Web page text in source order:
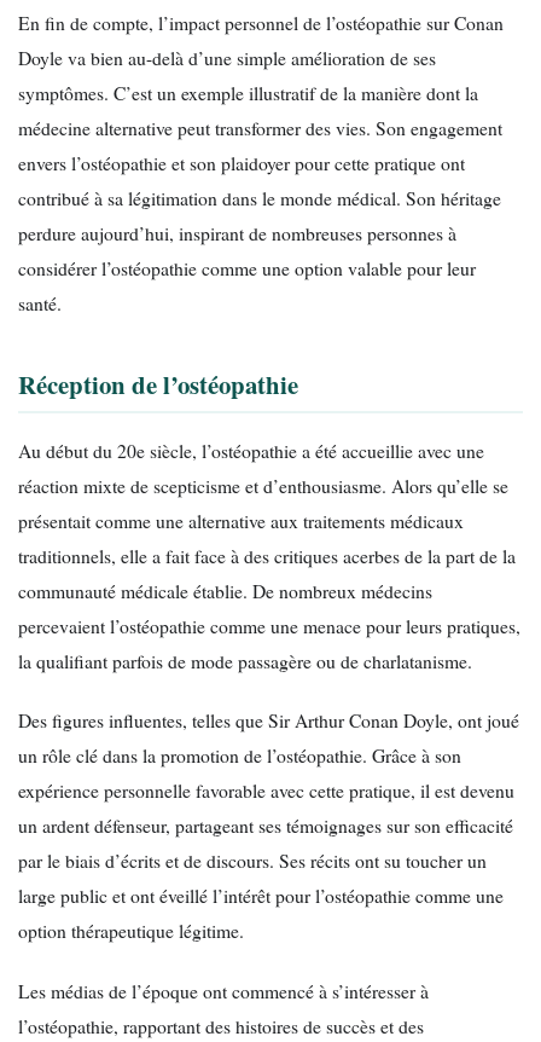
En fin de compte, l’impact personnel de l’ostéopathie sur Conan
Doyle va bien au-delà d’une simple amélioration de ses
symptômes. C’est un exemple illustratif de la manière dont la
médecine alternative peut transformer des vies. Son engagement
envers l’ostéopathie et son plaidoyer pour cette pratique ont
contribué à sa légitimation dans le monde médical. Son héritage
perdure aujourd’hui, inspirant de nombreuses personnes à
considérer l’ostéopathie comme une option valable pour leur
santé.
Réception de l’ostéopathie
Au début du 20e siècle, l’ostéopathie a été accueillie avec une
réaction mixte de scepticisme et d’enthousiasme. Alors qu’elle se
présentait comme une alternative aux traitements médicaux
traditionnels, elle a fait face à des critiques acerbes de la part de la
communauté médicale établie. De nombreux médecins
percevaient l’ostéopathie comme une menace pour leurs pratiques,
la qualifiant parfois de mode passagère ou de charlatanisme.
Des figures influentes, telles que Sir Arthur Conan Doyle, ont joué
un rôle clé dans la promotion de l’ostéopathie. Grâce à son
expérience personnelle favorable avec cette pratique, il est devenu
un ardent défenseur, partageant ses témoignages sur son efficacité
par le biais d’écrits et de discours. Ses récits ont su toucher un
large public et ont éveillé l’intérêt pour l’ostéopathie comme une
option thérapeutique légitime.
Les médias de l’époque ont commencé à s’intéresser à
l’ostéopathie, rapportant des histoires de succès et des